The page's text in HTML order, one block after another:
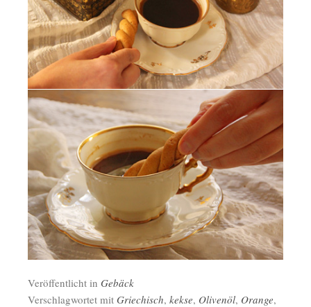
Veröffentlicht in Gebäck
Verschlagwortet mit Griechisch, kekse, Olivenöl, Orange,